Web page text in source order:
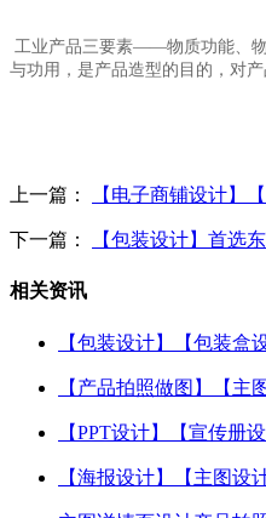
工业产品三要素——物质功能、物
与功用，是产品造型的目的，对
上一篇： 【电子商铺设计】
下一篇： 【包装设计】首选
相关资讯
【包装设计】【包装
【产品拍照做图】【
【PPT设计】【宣传册
【海报设计】【主图